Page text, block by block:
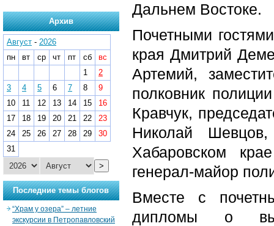
Дальнем Востоке.
Почетными
края Дмитрий
Артемий,
полковник
Кравчук,
Николай
Хабаровском
генерал-майор
Вместе с
дипломы о
Архив
Август - 2026
пн
вт ср чт пт сб
вс
1
2
3
4 5 6 7 8
9
10
11 12 13 14 15
16
17
18 19 20 21 22
23
24
25 26 27 28 29
30
31
>
Последние темы блогов
“Храм у озера” – летние
экскурсии в Петропавловский